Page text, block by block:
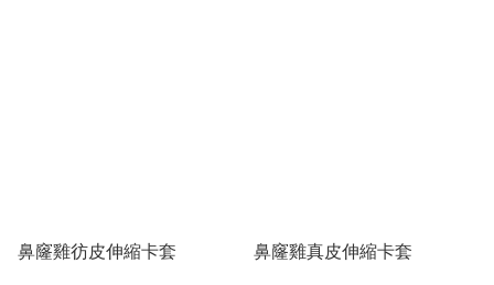
鼻窿雞彷皮伸縮卡套 鼻窿雞真皮伸縮卡套